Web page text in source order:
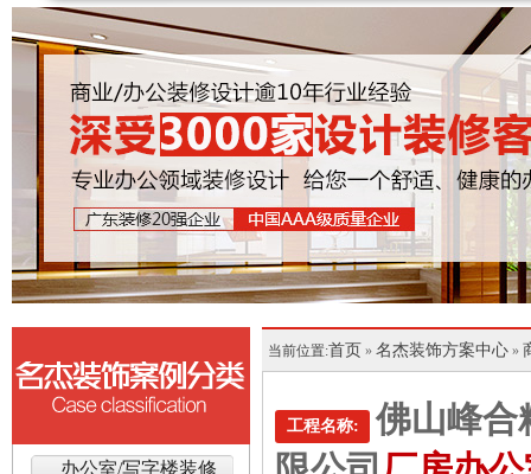
办公室/写字楼装修
当前位置:首页 » 名杰装饰方案中心 »
工程名称:
佛山峰合